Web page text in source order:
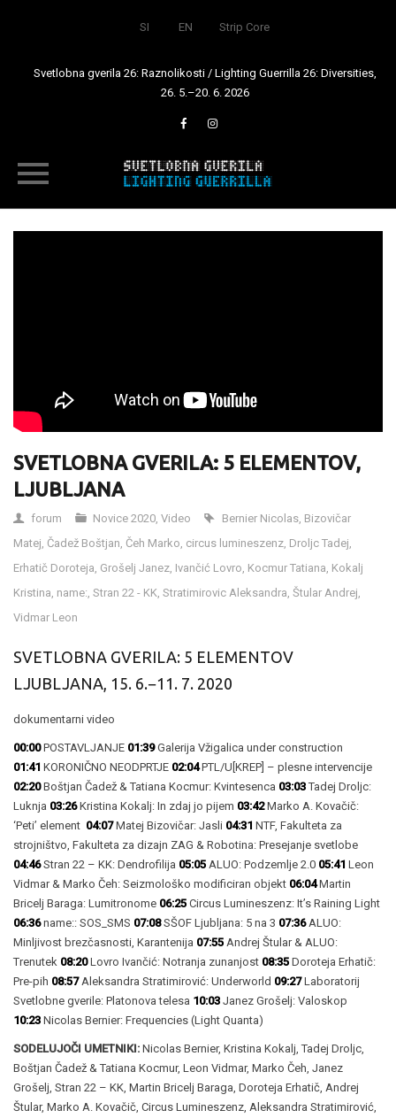
SI EN Strip Core
Svetlobna gverila 26: Raznolikosti / Lighting Guerrilla 26: Diversities,
26. 5.–20. 6. 2026
SVETLOBNA GVERILA: 5 ELEMENTOV,
LJUBLJANA
forum Novice 2020 Video Bernier Nicolas Bizovičar
Matej Čadež Boštjan Čeh Marko circus lumineszenz Droljc Tadej
Erhatič Doroteja Grošelj Janez Ivančić Lovro Kocmur Tatiana Kokalj
Kristina name: Stran 22 - KK Stratimirovic Aleksandra Štular Andrej
Vidmar Leon
SVETLOBNA GVERILA: 5 ELEMENTOV
LJUBLJANA, 15. 6.−11. 7. 2020
dokumentarni video
00:00POSTAVLJANJE 01:39Galerija Vžigalica under construction
01:41 KORONIČNO NEODPRTJE 02:04PTL/U[KREP] – plesne intervencije
02:20Boštjan Čadež & Tatiana Kocmur: Kvintesenca 03:03Tadej Droljc:
Luknja 03:26Kristina Kokalj: In zdaj jo pijem 03:42Marko A. Kovačič:
‘Peti’ element 04:07Matej Bizovičar: Jasli 04:31 NTF, Fakulteta za
strojništvo, Fakulteta za dizajn ZAG & Robotina: Presejanje svetlobe
04:46Stran 22 – KK: Dendrofilija 05:05 ALUO: Podzemlje 2.0 05:41 Leon
Vidmar & Marko Čeh: Seizmološko modificiran objekt 06:04Martin
Bricelj Baraga: Lumitronome 06:25 Circus Lumineszenz: It’s Raining Light
06:36name:: SOS_SMS 07:08SŠOF Ljubljana: 5 na 3 07:36ALUO:
Minljivost brezčasnosti, Karantenija 07:55 Andrej Štular & ALUO:
Trenutek 08:20Lovro Ivančić: Notranja zunanjost 08:35 Doroteja Erhatič:
Pre-pih 08:57Aleksandra Stratimirović: Underworld 09:27Laboratorij
Svetlobne gverile: Platonova telesa 10:03 Janez Grošelj: Valoskop
10:23 Nicolas Bernier: Frequencies (Light Quanta)
SODELUJOČI UMETNIKI: Nicolas Bernier, Kristina Kokalj, Tadej Droljc,
Boštjan Čadež & Tatiana Kocmur, Leon Vidmar, Marko Čeh, Janez
Grošelj, Stran 22 – KK, Martin Bricelj Baraga, Doroteja Erhatič, Andrej
Štular, Marko A. Kovačič, Circus Lumineszenz, Aleksandra Stratimirović,